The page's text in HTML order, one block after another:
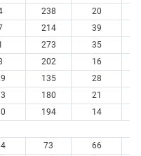
238 20
214 39
273 35
202 16
135 28
180 21
194 14
73 66